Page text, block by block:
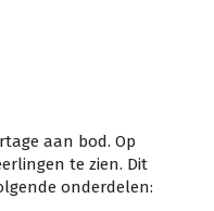
aan bod. Op
te zien. Dit
onderdelen: